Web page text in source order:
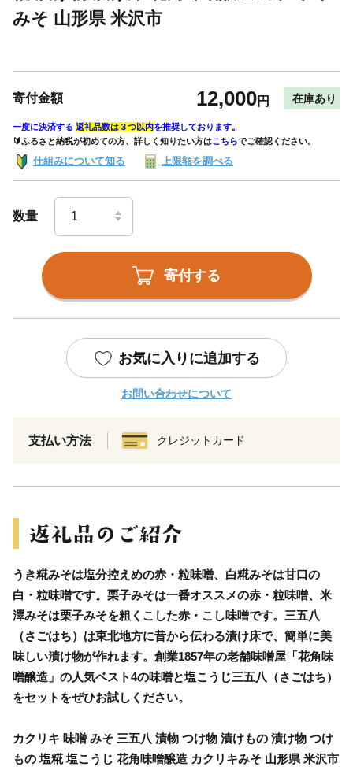
みそ 山形県 米沢市
寄付金額 12,000円 在庫あり
一度に決済する 返礼品数は３つ以内を推奨しております。
🔰ふるさと納税が初めての方、詳しく知りたい方はこちらでご確認ください。
仕組みについて知る 上限額を調べる
数量
寄付する
お気に入りに追加する
お問い合わせについて
支払い方法 クレジットカード
うき糀みそは塩分控えめの赤・粒味噌、白糀みそは甘口の
白・粒味噌です。栗子みそは一番オススメの赤・粒味噌、米
澤みそは栗子みそを粗くこした赤・こし味噌です。三五八
（さごはち）は東北地方に昔から伝わる漬け床で、簡単に美
味しい漬け物が作れます。創業1857年の老舗味噌屋「花角味
噌醸造」の人気ベスト4の味噌と塩こうじ三五八（さごはち）
をセットをぜひお試しください。
カクリキ 味噌 みそ 三五八 漬物 つけ物 漬けもの 漬け物 つけ
もの 塩糀 塩こうじ 花角味噌醸造 カクリキみそ 山形県 米沢市